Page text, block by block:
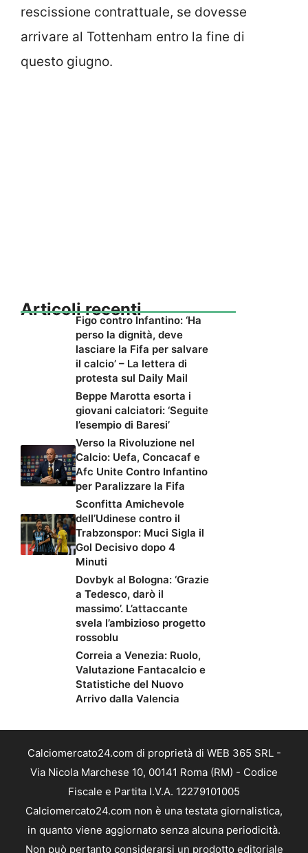
rescissione contrattuale, se dovesse
arrivare al Tottenham entro la fine di
questo giugno.
Articoli recenti
Figo contro Infantino: ‘Ha
perso la dignità, deve
lasciare la Fifa per salvare
il calcio’ – La lettera di
protesta sul Daily Mail
Beppe Marotta esorta i
giovani calciatori: ‘Seguite
l’esempio di Baresi’
Verso la Rivoluzione nel
Calcio: Uefa, Concacaf e
Afc Unite Contro Infantino
per Paralizzare la Fifa
Sconfitta Amichevole
dell’Udinese contro il
Trabzonspor: Muci Sigla il
Gol Decisivo dopo 4
Minuti
Dovbyk al Bologna: ‘Grazie
a Tedesco, darò il
massimo’. L’attaccante
svela l’ambizioso progetto
rossoblu
Correia a Venezia: Ruolo,
Valutazione Fantacalcio e
Statistiche del Nuovo
Arrivo dalla Valencia
Calciomercato24.com di proprietà di WEB 365 SRL -
Via Nicola Marchese 10, 00141 Roma (RM) - Codice
Fiscale e Partita I.V.A. 12279101005
Calciomercato24.com non è una testata giornalistica,
in quanto viene aggiornato senza alcuna periodicità.
Non può pertanto considerarsi un prodotto editoriale